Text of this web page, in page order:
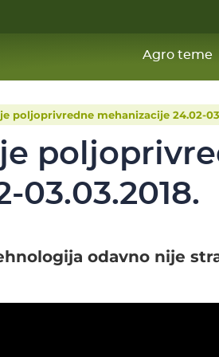
Agro teme
poljoprivredne mehanizacije 24.02-
03.03.2018.
odavno nije